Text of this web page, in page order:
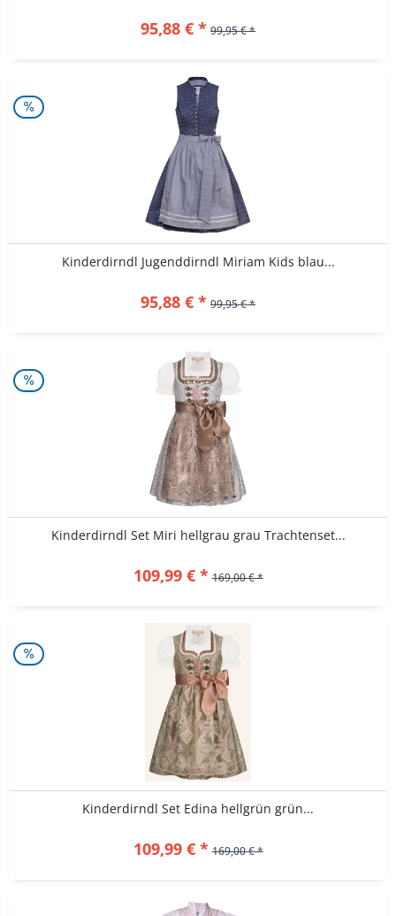
95,88 € * 99,95 € *
Kinderdirndl Jugenddirndl Miriam Kids blau...
95,88 € * 99,95 € *
Kinderdirndl Set Miri hellgrau grau Trachtenset...
109,99 € * 169,00 € *
Kinderdirndl Set Edina hellgrün grün...
109,99 € * 169,00 € *